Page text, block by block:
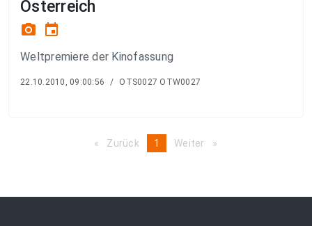
Österreich
photo_camera event
Weltpremiere der Kinofassung
22.10.2010, 09:00:56 / OTS0027 OTW0027
ZurückpageYou're
1 Weiter page